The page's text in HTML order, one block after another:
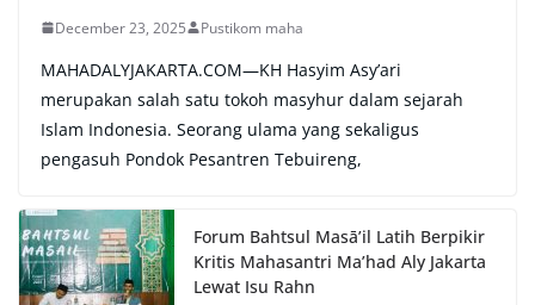
December 23, 2025 Pustikom maha
MAHADALYJAKARTA.COM—KH Hasyim Asy’ari
merupakan salah satu tokoh masyhur dalam sejarah
Islam Indonesia. Seorang ulama yang sekaligus
pengasuh Pondok Pesantren Tebuireng,
Forum Bahtsul Masā’il Latih Berpikir
Kritis Mahasantri Ma’had Aly Jakarta
Lewat Isu Rahn